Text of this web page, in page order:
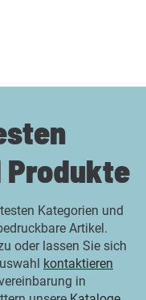
Produkte
Kategorien und
Artikel.
oder lassen Sie sich
kontaktieren
in